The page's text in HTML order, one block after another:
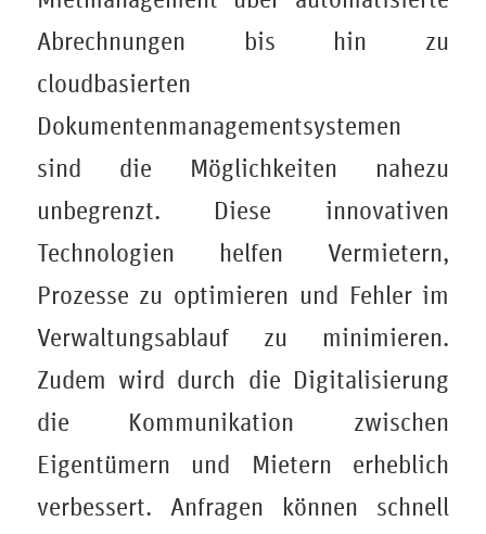
Abrechnungen bis hin zu
cloudbasierten
Dokumentenmanagementsystemen
sind die Möglichkeiten nahezu
unbegrenzt. Diese innovativen
Technologien helfen Vermietern,
Prozesse zu optimieren und Fehler im
Verwaltungsablauf zu minimieren.
Zudem wird durch die Digitalisierung
die Kommunikation zwischen
Eigentümern und Mietern erheblich
verbessert. Anfragen können schnell